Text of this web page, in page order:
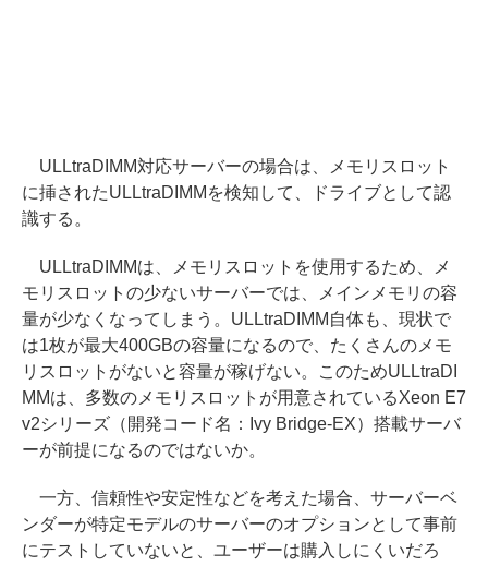
ULLtraDIMM対応サーバーの場合は、メモリスロット
に挿されたULLtraDIMMを検知して、ドライブとして認
識する。
ULLtraDIMMは、メモリスロットを使用するため、メ
モリスロットの少ないサーバーでは、メインメモリの容
量が少なくなってしまう。ULLtraDIMM自体も、現状で
は1枚が最大400GBの容量になるので、たくさんのメモ
リスロットがないと容量が稼げない。このためULLtraDI
MMは、多数のメモリスロットが用意されているXeon E7
v2シリーズ（開発コード名：Ivy Bridge-EX）搭載サーバ
ーが前提になるのではないか。
一方、信頼性や安定性などを考えた場合、サーバーベ
ンダーが特定モデルのサーバーのオプションとして事前
にテストしていないと、ユーザーは購入しにくいだろ